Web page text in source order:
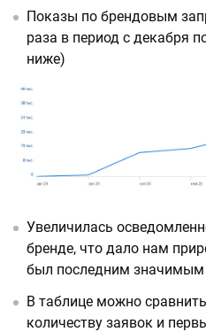
Показы по брендовым
раза в период с декабря
ниже)
Увеличилась
бренде, что дало нам
был последним значимым
В таблице можно
количеству заявок и